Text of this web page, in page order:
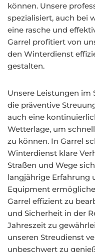
können. Unsere
spezialisiert, auch bei
eine rasche und
Garrel profitiert von
den Winterdienst
gestalten.
Unsere Leistungen
die präventive
auch eine
Wetterlage, um
zu können. In Garrel
Winterdienst klare
Straßen und Wege
langjährige Erfahrung
Equipment
Garrel effizient zu
und Sicherheit in der
Jahreszeit zu
unseren Streudienst
unbeschwert zu